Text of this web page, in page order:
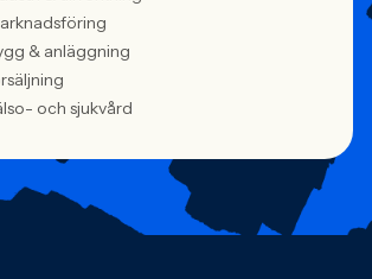
& anläggning
och sjukvård